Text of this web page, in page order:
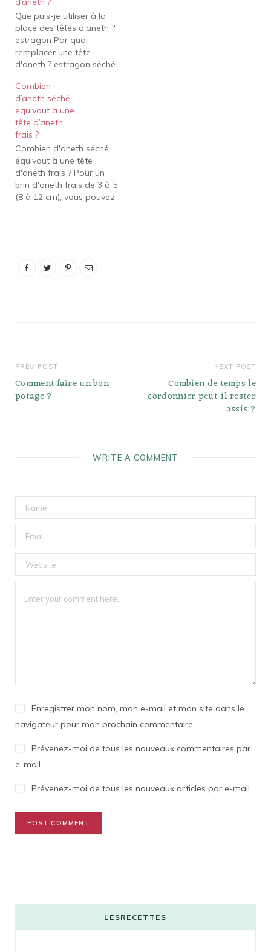
de poudreAil (petit)1
gousse fraîche (1/2
cuillère à café hachée)1/8
cuillère à café de
poudreGingembre1
cuillère à…
Que puis-je utiliser à la
place des têtes d'aneth ?
estragon Par quoi
remplacer une tête
d'aneth ? estragon séché
cuillères à soupe dans
une tête d'aneth ? Sur
une tête d'aneth, il n'y
aurait qu'environ 30
graines environ, pas
même un quart de
cuillère à…
Combien
d’aneth séché
équivaut à une
tête d’aneth
frais ?
Combien d'aneth séché
équivaut à une tête
d'aneth frais ? Pour un
brin d'aneth frais de 3 à 5
(8 à 12 cm), vous pouvez
essayez 3 têtes d'aneth
PREV POST
Comment faire un bon
potage ?
NEXT POST
Combien de temps le
cordonnier peut-il rester
assis ?
WRITE A COMMENT
Enregistrer mon nom, mon e-mail et mon site dans le
navigateur pour mon prochain commentaire.
Prévenez-moi de tous les nouveaux commentaires par
e-mail.
Prévenez-moi de tous les nouveaux articles par e-mail.
LESRECETTES